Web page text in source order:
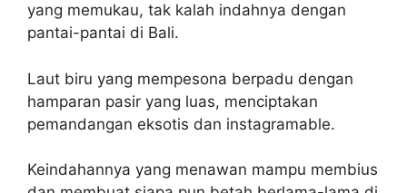
yang memukau, tak kalah indahnya dengan
pantai-pantai di Bali.
Laut biru yang mempesona berpadu dengan
hamparan pasir yang luas, menciptakan
pemandangan eksotis dan instagramable.
Keindahannya yang menawan mampu membius